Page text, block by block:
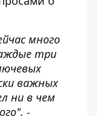
много
три
важных
ни в чем
-